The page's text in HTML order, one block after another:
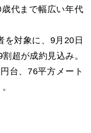
歳代まで幅広い年代
対象に、9月20日
超が成約見込み。
台、76平方メート